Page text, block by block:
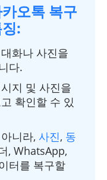
오톡 복구
:
화나 사진을
다.
지 및 사진을
확인할 수 있
니라, 사진, 동
, WhatsApp,
터를 복구할